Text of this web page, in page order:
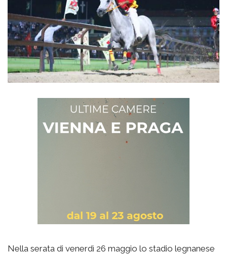
Nella serata di venerdì 26 maggio lo stadio legnanese